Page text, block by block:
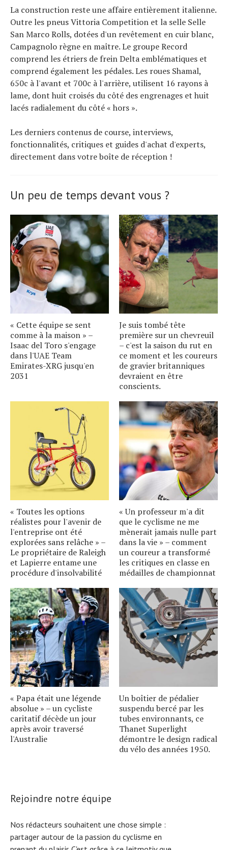
La construction reste une affaire entièrement italienne.
Outre les pneus Vittoria Competition et la selle Selle
San Marco Rolls, dotées d'un revêtement en cuir blanc,
Campagnolo règne en maître. Le groupe Record
comprend les étriers de frein Delta emblématiques et
comprend également les pédales. Les roues Shamal,
650c à l'avant et 700c à l'arrière, utilisent 16 rayons à
lame, dont huit croisés du côté des engrenages et huit
lacés radialement du côté « hors ».
Les derniers contenus de course, interviews,
fonctionnalités, critiques et guides d'achat d'experts,
directement dans votre boîte de réception !
Un peu de temps devant vous ?
« Cette équipe se sent
comme à la maison » –
Isaac del Toro s'engage
dans l'UAE Team
Emirates-XRG jusqu'en
2031
Je suis tombé tête
première sur un chevreuil
– c'est la saison du rut en
ce moment et les coureurs
de gravier britanniques
devraient en être
conscients.
« Toutes les options
réalistes pour l'avenir de
l'entreprise ont été
explorées sans relâche » –
Le propriétaire de Raleigh
et Lapierre entame une
procédure d'insolvabilité
« Un professeur m'a dit
que le cyclisme ne me
mènerait jamais nulle part
dans la vie » – comment
un coureur a transformé
les critiques en classe en
médailles de championnat
« Papa était une légende
absolue » – un cycliste
caritatif décède un jour
après avoir traversé
l'Australie
Un boîtier de pédalier
suspendu bercé par les
tubes environnants, ce
Thanet Superlight
démontre le design radical
du vélo des années 1950.
Rejoindre notre équipe
Nos rédacteurs souhaitent une chose simple :
partager autour de la passion du cyclisme en